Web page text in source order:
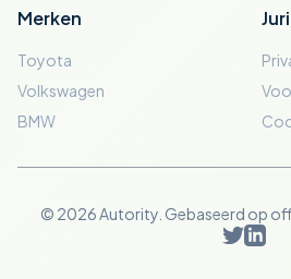
Merken
Toyota
Volkswagen
BMW
© 2026 Autority. Gebaseerd op